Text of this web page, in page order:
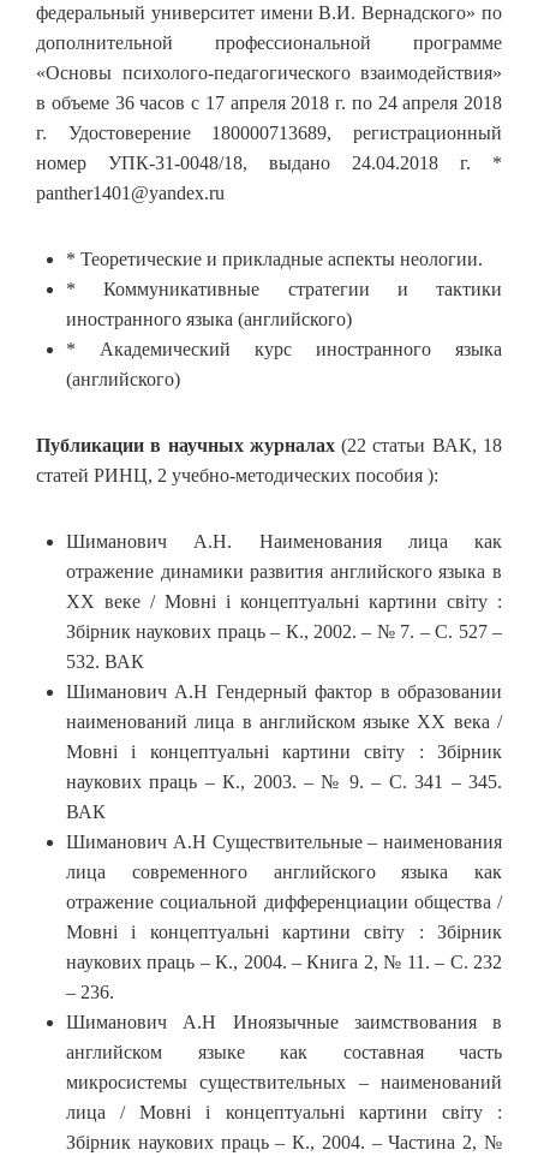
федеральный университет имени В.И. Вернадского» по
дополнительной профессиональной программе
«Основы психолого-педагогического взаимодействия»
в объеме 36 часов с 17 апреля 2018 г. по 24 апреля 2018
г. Удостоверение 180000713689, регистрационный
номер УПК-31-0048/18, выдано 24.04.2018 г. *
panther1401@yandex.ru
* Теоретические и прикладные аспекты неологии.
* Коммуникативные стратегии и тактики
иностранного языка (английского)
* Академический курс иностранного языка
(английского)
Публикации в научных журналах(22 статьи ВАК, 18
статей РИНЦ, 2 учебно-методических пособия ):
Шиманович А.Н. Наименования лица как
отражение динамики развития английского языка в
ХХ веке / Мовні і концептуальні картини світу :
Збірник наукових праць – К., 2002. – № 7. – С. 527 –
532. ВАК
Шиманович А.Н Гендерный фактор в образовании
наименований лица в английском языке ХХ века /
Мовні і концептуальні картини світу : Збірник
наукових праць – К., 2003. – № 9. – С. 341 – 345.
ВАК
Шиманович А.Н Существительные – наименования
лица современного английского языка как
отражение социальной дифференциации общества /
Мовні і концептуальні картини світу : Збірник
наукових праць – К., 2004. – Книга 2, № 11. – С. 232
– 236.
Шиманович А.Н Иноязычные заимствования в
английском языке как составная часть
микросистемы существительных – наименований
лица / Мовні і концептуальні картини світу :
Збірник наукових праць – К., 2004. – Частина 2, №